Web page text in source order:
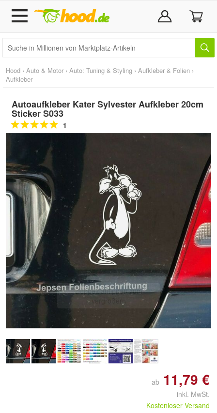
Hood › Auto & Motor › Auto: Tuning & Styling › Aufkleber & Folien ›
Aufkleber
Autoaufkleber Kater Sylvester Aufkleber 20cm
Sticker S033
1
Doppelt antippen zum
vergrößern
ab 11,79 €
inkl. MwSt.
Kostenloser Versand